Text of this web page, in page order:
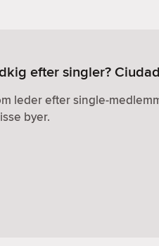
efter singler?
leder efter single-
byer.